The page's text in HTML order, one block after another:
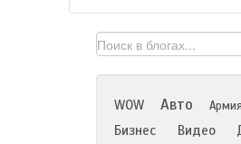
WOW Авто Армия
Бизнес Видео